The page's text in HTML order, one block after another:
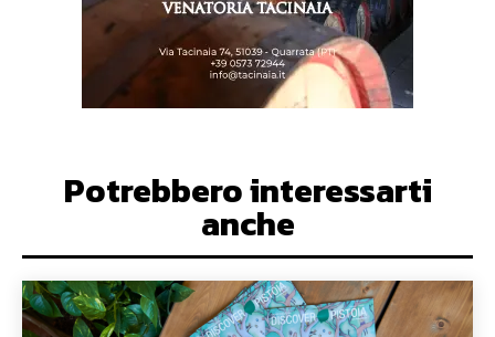
Potrebbero interessarti
anche